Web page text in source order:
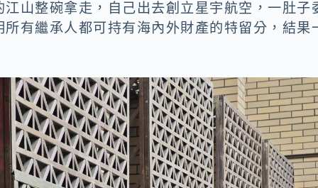
山整碗拿走，自己出去創立星宇航空，一肚子
有繼承人都可持有海內外財產的特留分，結果